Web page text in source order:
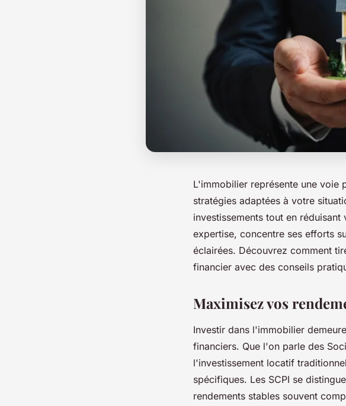
L'immobilier représente une voie
stratégies adaptées à votre
investissements tout en
expertise, concentre ses efforts
éclairées. Découvrez comment
financier avec des conseils
Maximisez vos
Investir dans l'immobilier
financiers. Que l'on parle des
l'investissement locatif
spécifiques. Les SCPI se
rendements stables souvent